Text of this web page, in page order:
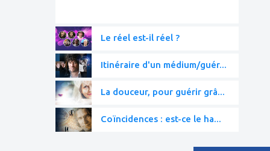
Le réel est-il réel ?
Itinéraire d'un médium/guér...
La douceur, pour guérir grâ...
Coïncidences : est-ce le ha...